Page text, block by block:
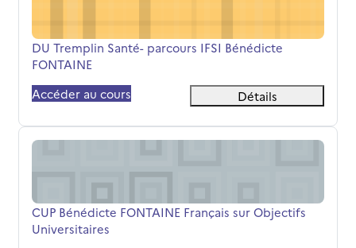
Nom du cours
DU Tremplin Santé- parcours IFSI Bénédicte
FONTAINE
Accéder au cours
Détails
CUP Bénédicte FONTAINE Français sur Objectifs
Nom du cours
CUP Bénédicte FONTAINE Français sur Objectifs
Universitaires